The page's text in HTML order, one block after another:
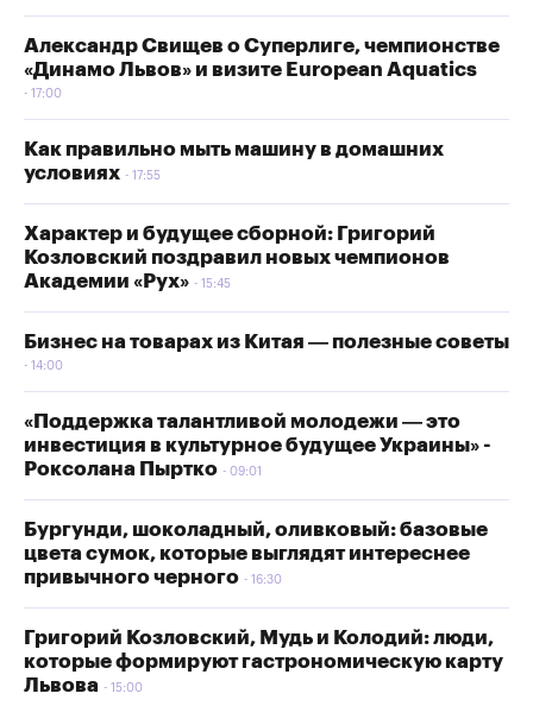
Александр Свищев о Суперлиге, чемпионстве
«Динамо Львов» и визите European Aquatics
17:00
Как правильно мыть машину в домашних
условиях
17:55
Характер и будущее сборной: Григорий
Козловский поздравил новых чемпионов
Академии «Рух»
15:45
Бизнес на товарах из Китая — полезные советы
14:00
«Поддержка талантливой молодежи — это
инвестиция в культурное будущее Украины» -
Роксолана Пыртко
09:01
Бургунди, шоколадный, оливковый: базовые
цвета сумок, которые выглядят интереснее
привычного черного
16:30
Григорий Козловский, Мудь и Колодий: люди,
которые формируют гастрономическую карту
Львова
15:00